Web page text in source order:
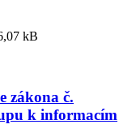
kB
zákona č.
k informacím